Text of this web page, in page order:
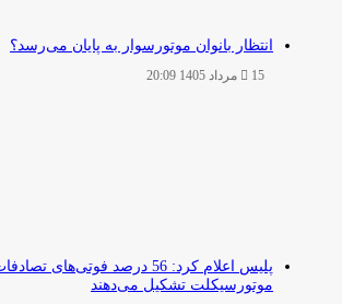
انتظار بانوان موتورسوار به پایان می‌رسد؟
15 مرداد 1405 20:09
پلیس اعلام کرد: 56 درصد فوتی‌های
موتورسیکلت تشکیل می‌دهند